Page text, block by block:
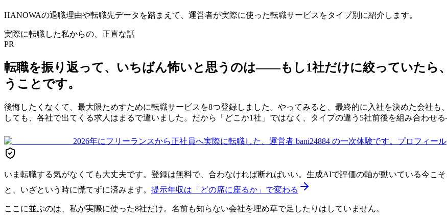
HANOWAの退職理由や転職先データを踏まえて、運営者が実際に使った転職サービスをタイプ別に紹介します。
実際に転職した私からの、正直な話
PR
転職を振り返って、いちばん怖いと思うのは——もし1社だけに絞っていたら
うことです。
後悔したくなくて、最大限ためすために転職サービスを8つ登録しました。やってみると、最終的に入社を決めた会社
しても、各社で出てくる求人はまるで違いました。だから「どこか1社」ではなく、タイプの違う5社前後を組み合わせ
2026年にフリーランスから正社員へ実際に転職した、運営者 bani24884 の一次体験です。 プロフィール
いま転職する気がなくても大丈夫です。登録は無料で、合わなければ断ればいい。生成AIで評価の軸が動いている今こ
と、いざという時に慌てずに済みます。 提示年収は「どの席に座るか」で変わる
ここに並ぶのは、私が実際に使った8社だけ。名前も知らない会社を埋め草で足したりはしていません。